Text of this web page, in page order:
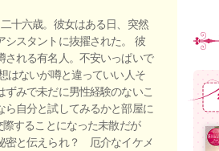
十六歳。彼女はある日、突然
スタントに抜擢された。 彼
される有名人。不安いっぱいで
はないが噂と違っていい人そ
みで未だに男性経験のないこ
ら自分と試してみるかと部屋に
することになった未散だが
と伝えられ？ 厄介なイケメ